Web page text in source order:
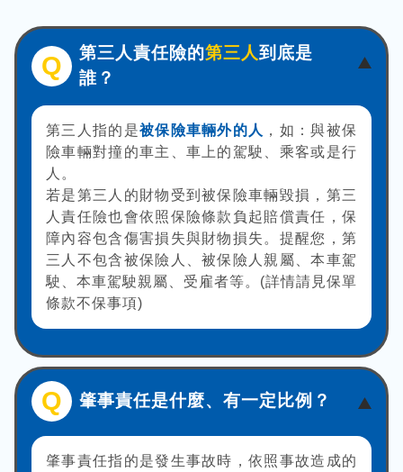
Q 第三人責任險的第三人到底是
誰？
第三人指的是被保險車輛外的人 ，如：與被保
險車輛對撞的車主、車上的駕駛、乘客或是行
人。
若是第三人的財物受到被保險車輛毀損，第三
人責任險也會依照保險條款負起賠償責任，保
障內容包含傷害損失與財物損失。提醒您，第
三人不包含被保險人、被保險人親屬、本車駕
駛、本車駕駛親屬、受雇者等。(詳情請見保單
條款不保事項)
Q 肇事責任是什麼、有一定比例？
肇事責任指的是發生事故時，依照事故造成的